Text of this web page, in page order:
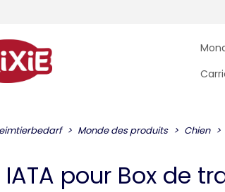
Monde des produits Chien
IATA pour Box de